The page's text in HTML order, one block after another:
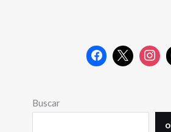
Buscar